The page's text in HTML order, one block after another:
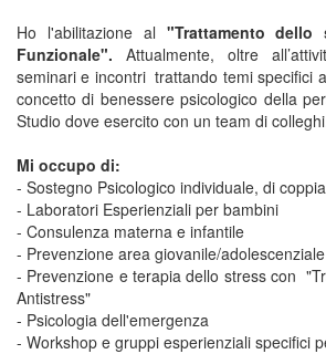
Ho l'abilitazione al "Trattamento
Funzionale". Attualmente, oltre
seminari e incontri trattando temi specifici
concetto di benessere psicologico della
Studio dove esercito con un team di
Mi occupo di:
- Sostegno Psicologico individuale, di
- Laboratori Esperienziali per bambini
- Consulenza materna e infantile
- Prevenzione area giovanile/adolescenziale
- Prevenzione e terapia dello stress con
Antistress"
- Psicologia dell'emergenza
- Workshop e gruppi esperienziali specifici